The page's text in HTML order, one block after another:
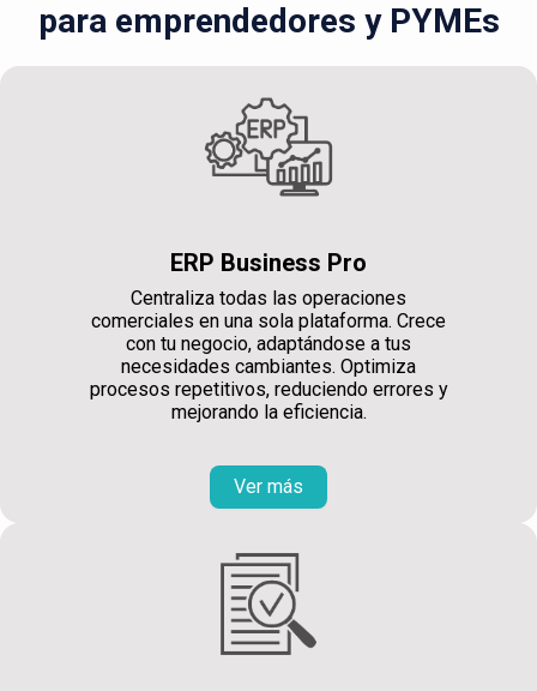
para emprendedores y PYMEs
ERP Business Pro
Centraliza todas las operaciones
comerciales en una sola plataforma. Crece
con tu negocio, adaptándose a tus
necesidades cambiantes. Optimiza
procesos repetitivos, reduciendo errores y
mejorando la eficiencia.
Ver más